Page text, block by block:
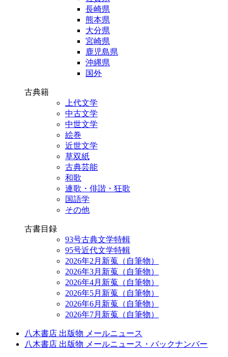
長崎県
熊本県
大分県
宮崎県
鹿児島県
沖縄県
国外
古典籍
上代文学
中古文学
中世文学
絵巻
近世文学
草双紙
古典芸能
和歌
連歌・俳諧・狂歌
国語学
その他
古書目録
93号古典文学特輯
95号近代文学特輯
2026年2月新蒐（自筆物）
2026年3月新蒐（自筆物）
2026年4月新蒐（自筆物）
2026年5月新蒐（自筆物）
2026年6月新蒐（自筆物）
2026年7月新蒐（自筆物）
八木書店 出版物 メールニュース
八木書店 出版物 メールニュース・バックナンバー